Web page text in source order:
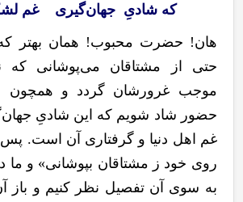
که شادیِ جهانگیری غم
هان! حضرت محبوب! همان بهتر
حتی از مشتاقان می‌پوشانی که
موجب غرورشان گردد و همچون
حضور شاد شویم که این شادیِ جهان
غم اهل دنیا و گرفتاری آن است. پس
روی خود ز مشتاقان بپوشانی» و ما
به سوی آن تفصیل نظر کنیم و باز